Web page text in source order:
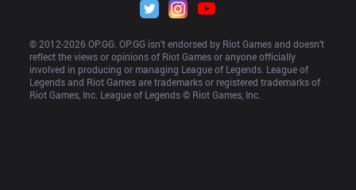
© 2012-2026 OP.GG. OP.GG isn’t endorsed by Riot Games and doesn’t
reflect the views or opinions of Riot Games or anyone officially
involved in producing or managing League of Legends. League of
Legends and Riot Games are trademarks or registered trademarks of
Riot Games, Inc. League of Legends © Riot Games, Inc.